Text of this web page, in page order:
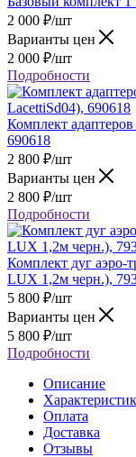
2 000 ₽/шт
Варианты цен
2 000 ₽/шт
Подробности
Комплект
690618
2 800 ₽/шт
Варианты цен
2 800 ₽/шт
Подробности
Комплект дуг
LUX 1,2м черн.),
5 800 ₽/шт
Варианты цен
5 800 ₽/шт
Подробности
Описание
Оплата
Доставка
Отзывы